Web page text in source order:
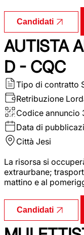
Candidati
AUTISTA
D - CQC
Tipo di contratto
Retribuzione
Codice annuncio
Data di
Città Jesi
La risorsa si
extraurbane;
mattino e al
Candidati